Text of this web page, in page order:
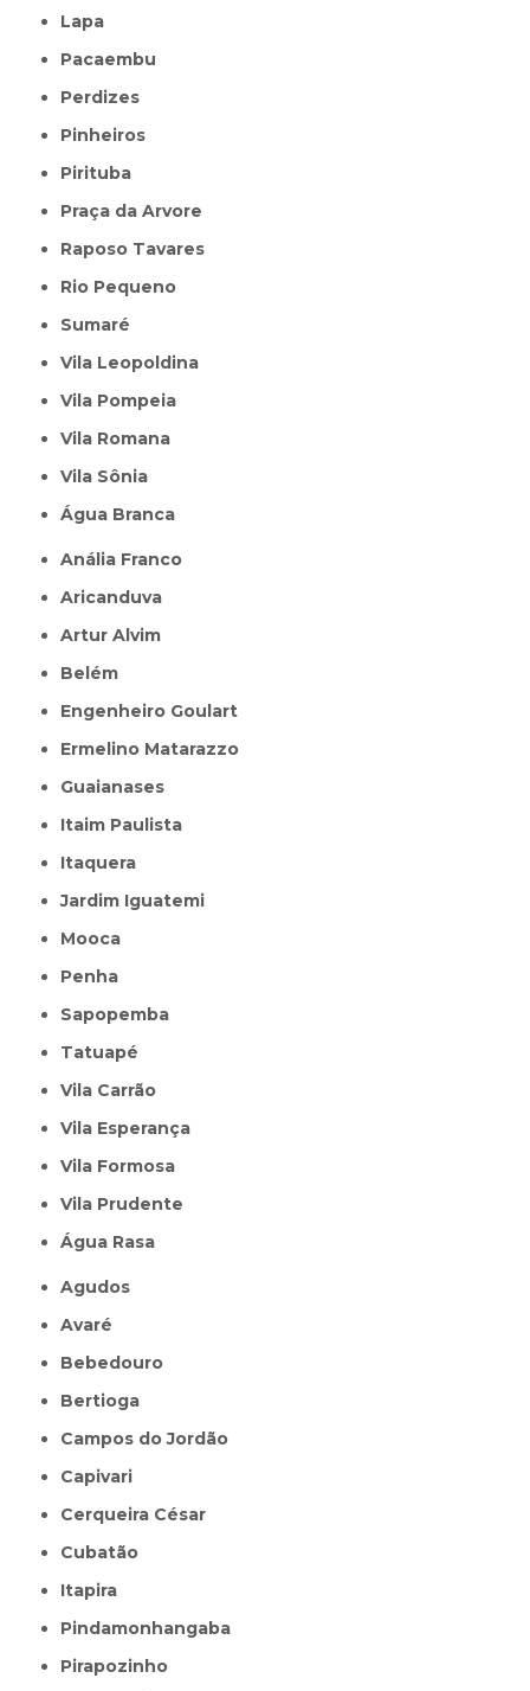
Lapa
Pacaembu
Perdizes
Pinheiros
Pirituba
Praça da Arvore
Raposo Tavares
Rio Pequeno
Sumaré
Vila Leopoldina
Vila Pompeia
Vila Romana
Vila Sônia
Água Branca
Anália Franco
Aricanduva
Artur Alvim
Belém
Engenheiro Goulart
Ermelino Matarazzo
Guaianases
Itaim Paulista
Itaquera
Jardim Iguatemi
Mooca
Penha
Sapopemba
Tatuapé
Vila Carrão
Vila Esperança
Vila Formosa
Vila Prudente
Água Rasa
Agudos
Avaré
Bebedouro
Bertioga
Campos do Jordão
Capivari
Cerqueira César
Cubatão
Itapira
Pindamonhangaba
Pirapozinho